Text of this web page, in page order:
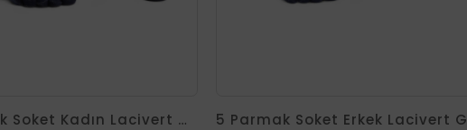
5 Parmak Soket Kadın Lacivert Gümüş Çorap